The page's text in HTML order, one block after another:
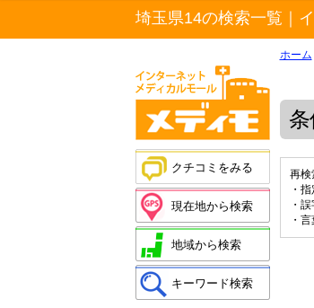
埼玉県14の検索一覧｜
クチコミをみる
現在地から検索
地域から検索
キーワード検索
ホーム
条
再検
・
・
・